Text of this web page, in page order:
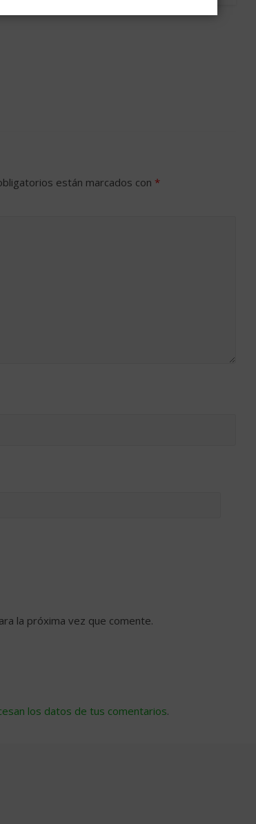
están marcados con *
la próxima vez que comente.
los datos de tus comentarios.